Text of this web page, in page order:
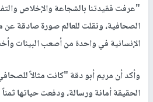
"عرفت فقيدتنا بالشجاعة والإخلاص
الصحافية، ونقلت للعالم صورة صادقة عن
الإنسانية في واحدة من أصعب البيئات
وأكد أن مريم أبو دقة "كانت مثالاً
الحقيقة أمانة ورسالة، ودفعت حياتها